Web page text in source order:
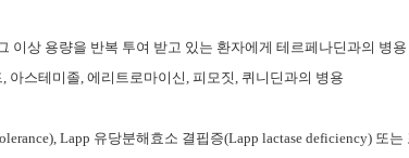
이상 용량을 반복 투여 받고 있는 환자에게 테르페나딘과의 병용
아스테미졸, 에리트로마이신, 피모짓, 퀴니딘과의 병용
Lapp 유당분해효소 결핍증(Lapp lactase deficiency) 또